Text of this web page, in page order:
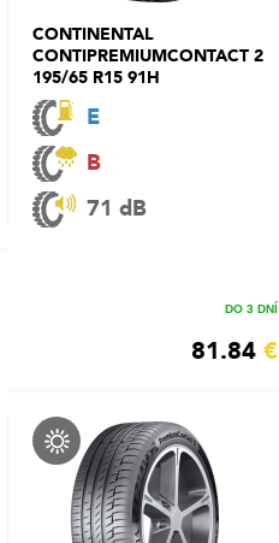
CONTINENTAL
CONTIPREMIUMCONTACT 2
195/65 R15 91H
E
B
71 dB
DO 3 DNÍ
81.84 €